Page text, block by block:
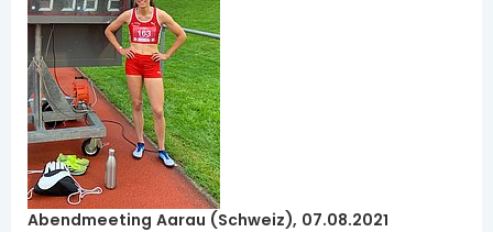
Abendmeeting Aarau (Schweiz), 07.08.2021